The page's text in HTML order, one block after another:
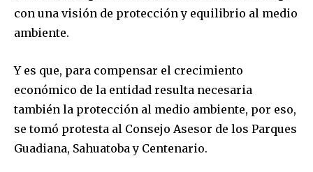
con una visión de protección y equilibrio al medio
ambiente.
Y es que, para compensar el crecimiento
económico de la entidad resulta necesaria
también la protección al medio ambiente, por eso,
se tomó protesta al Consejo Asesor de los Parques
Guadiana, Sahuatoba y Centenario.